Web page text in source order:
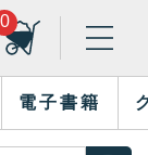
0
電子書籍